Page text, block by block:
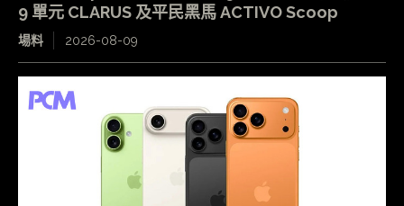
9 單元 CLARUS 及平民黑馬 ACTIVO Scoop
場料 2026-08-09